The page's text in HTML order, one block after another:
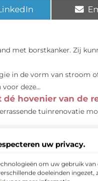
uw privacy.
om uw gebruik
doeleinden ingezet,
met borstkanker. Zij
in de vorm van stroom
deze...
hovenier van de
tuinrenovatie
u er zelf over beschikt....
gebeurt er als je stoppen zijn
meer stroom dan dat...